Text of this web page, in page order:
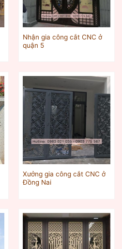
Nhận gia công cắt CNC ở
quận 5
Xưởng gia công cắt CNC ở
Đồng Nai